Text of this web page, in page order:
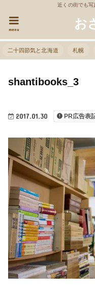
近くの街でも写
お
menu
二十四節気と北海道 札幌
2017.01.30 PR広告表
shantibooks_3